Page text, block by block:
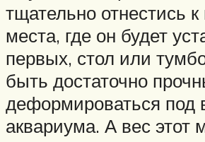
тщательно отнестись к
места, где он будет
первых, стол или
быть достаточно
деформироваться под
аквариума. А вес этот